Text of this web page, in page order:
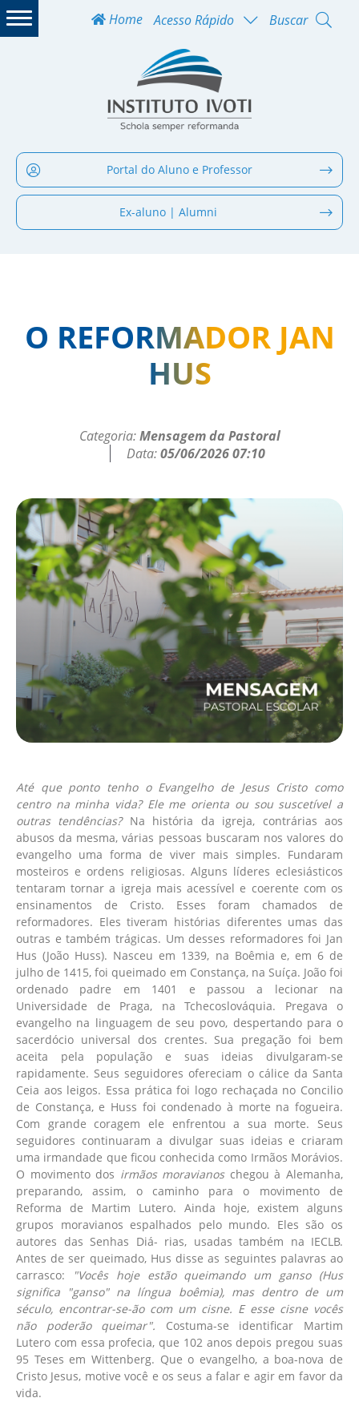
Home Acesso Rápido Buscar
Portal do Aluno e Professor
Ex-aluno | Alumni
O REFORMADOR JAN
HUS
Categoria:Mensagem da Pastoral
Data:05/06/2026 07:10
Até que ponto tenho o Evangelho de Jesus Cristo como
centro na minha vida? Ele me orienta ou sou suscetível a
outras tendências?Na história da igreja, contrárias aos
abusos da mesma, várias pessoas buscaram nos valores do
evangelho uma forma de viver mais simples. Fundaram
mosteiros e ordens religiosas. Alguns líderes eclesiásticos
tentaram tornar a igreja mais acessível e coerente com os
ensinamentos de Cristo. Esses foram chamados de
reformadores. Eles tiveram histórias diferentes umas das
outras e também trágicas. Um desses reformadores foi Jan
Hus (João Huss). Nasceu em 1339, na Boêmia e, em 6 de
julho de 1415, foi queimado em Constança, na Suíça. João foi
ordenado padre em 1401 e passou a lecionar na
Universidade de Praga, na Tchecoslováquia. Pregava o
evangelho na linguagem de seu povo, despertando para o
sacerdócio universal dos crentes. Sua pregação foi bem
aceita pela população e suas ideias divulgaram-se
rapidamente. Seus seguidores ofereciam o cálice da Santa
Ceia aos leigos. Essa prática foi logo rechaçada no Concilio
de Constança, e Huss foi condenado à morte na fogueira.
Com grande coragem ele enfrentou a sua morte. Seus
seguidores continuaram a divulgar suas ideias e criaram
uma irmandade que ficou conhecida como Irmãos Morávios.
O movimento dos irmãos moravianoschegou à Alemanha,
preparando, assim, o caminho para o movimento de
Reforma de Martim Lutero. Ainda hoje, existem alguns
grupos moravianos espalhados pelo mundo. Eles são os
autores das Senhas Diá- rias, usadas também na IECLB.
Antes de ser queimado, Hus disse as seguintes palavras ao
carrasco:
"Vocês hoje estão queimando um ganso (Hus
significa "ganso" na língua boêmia), mas dentro de um
século, encontrar-se-ão com um cisne. E esse cisne vocês
não poderão queimar". Costuma-se identificar Martim
Lutero com essa profecia, que 102 anos depois pregou suas
95 Teses em Wittenberg. Que o evangelho, a boa-nova de
Cristo Jesus, motive você e os seus a falar e agir em favor da
vida.